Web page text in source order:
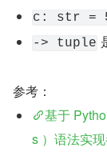
c: str =
-> tuple
参考：
基于
s ）语法实